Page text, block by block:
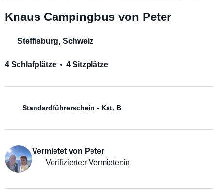
Knaus Campingbus von Peter
Steffisburg, Schweiz
4 Schlafplätze 4 Sitzplätze
Standardführerschein - Kat. B
Vermietet von Peter
Verifizierte:r Vermieter:in